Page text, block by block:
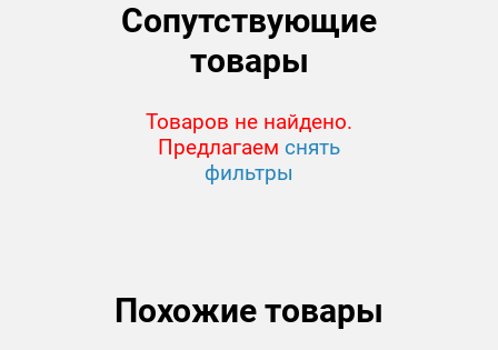
Сопутствующие
товары
Товаров не найдено.
Предлагаем снять
фильтры
Похожие товары